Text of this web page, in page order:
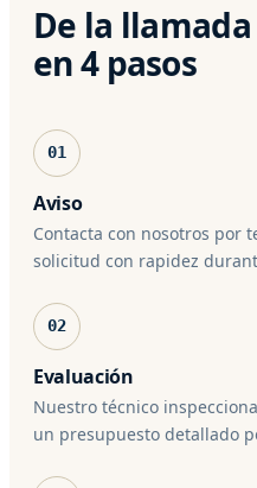
De la
en 4 pasos
01
Aviso
Contacta con nosotros por
solicitud con rapidez
02
Evaluación
Nuestro técnico
un presupuesto detallado